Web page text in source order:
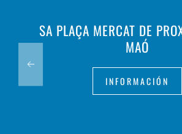
SA PLAÇA MERCAT DE
MAÓ
INFORMACIÓN